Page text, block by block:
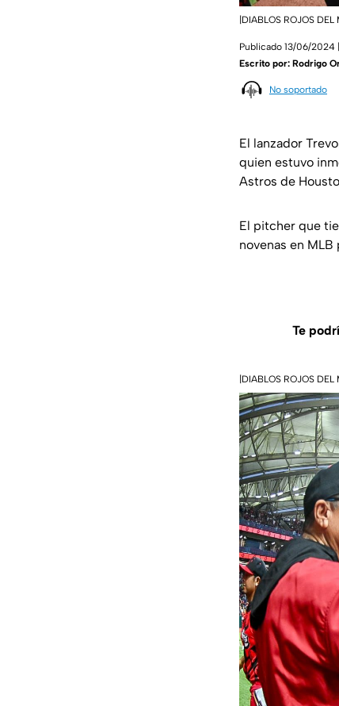
|DIABLOS ROJOS DEL
Publicado 13/06/2024
Escrito por: Rodrigo
No soportado
El lanzador
quien estuvo
Astros de
El pitcher que
novenas en
Te
|DIABLOS ROJOS DEL